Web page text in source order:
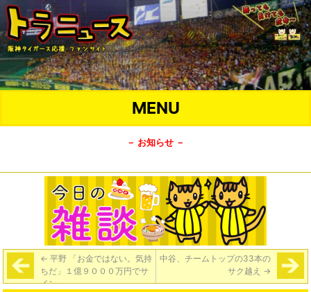
MENU
－ お知らせ －
← 平野 「お金ではない。気持
ちだ」１億９０００万円でサ
イン
中谷、チームトップの33本の
サク越え →